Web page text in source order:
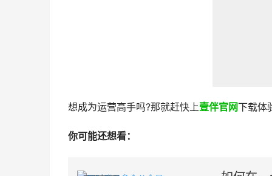
想成为运营高手吗?那就赶快上壹伴官网下载体
你可能还想看：